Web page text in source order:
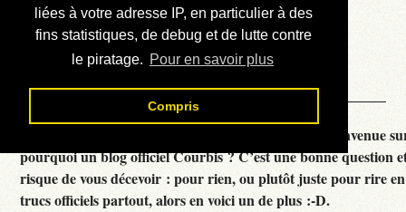
liées à votre adresse IP, en particulier à des
fins statistiques, de debug et de lutte contre
le piratage. Pour en savoir plus
Compris
Liens externes
Téléchargement
Contact
Courbis, « LE » Blog Officiel - je vous souhaite la bienvenue
pourquoi un blog officiel Courbis ? C’est une bonne question
risque de vous décevoir : pour rien, ou plutôt juste pour rire
trucs officiels partout, alors en voici un de plus :-D.